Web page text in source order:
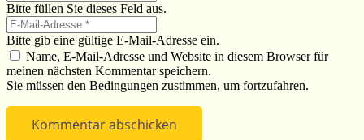
Bitte füllen Sie dieses Feld aus.
Bitte gib eine gültige E-Mail-Adresse ein.
Name, E-Mail-Adresse und Website in diesem Browser für
meinen nächsten Kommentar speichern.
Sie müssen den Bedingungen zustimmen, um fortzufahren.
Kommentar abschicken